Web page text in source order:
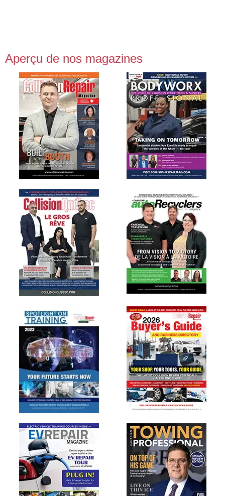
Aperçu de nos magazines